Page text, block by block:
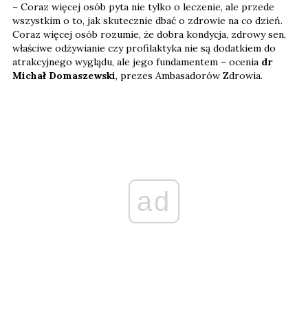
– Coraz więcej osób pyta nie tylko o leczenie, ale przede
wszystkim o to, jak skutecznie dbać o zdrowie na co dzień.
Coraz więcej osób rozumie, że dobra kondycja, zdrowy sen,
właściwe odżywianie czy profilaktyka nie są dodatkiem do
atrakcyjnego wyglądu, ale jego fundamentem – ocenia dr
Michał Domaszewski, prezes Ambasadorów Zdrowia.
ad